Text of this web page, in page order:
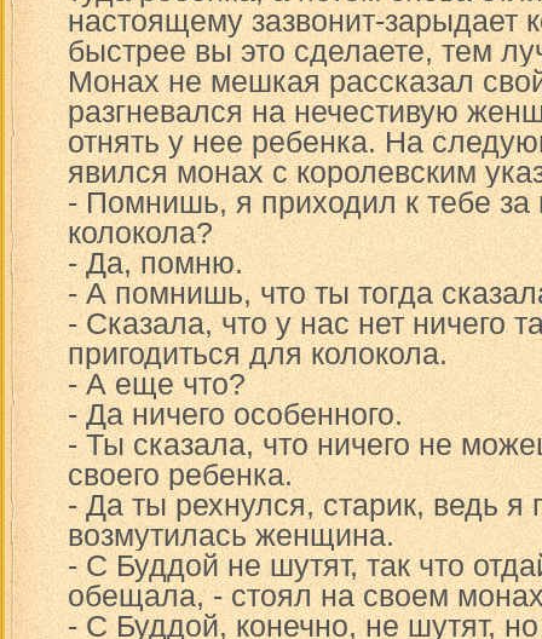
настоящему зазвонит-зарыдает
быстрее вы это сделаете, тем
Монах не мешкая рассказал
разгневался на нечестивую
отнять у нее ребенка. На
явился монах с королевским
- Помнишь, я приходил к тебе
колокола?
- Да, помню.
- А помнишь, что ты тогда
- Сказала, что у нас нет ничего
пригодиться для колокола.
- А еще что?
- Да ничего особенного.
- Ты сказала, что ничего не
своего ребенка.
- Да ты рехнулся, старик, ведь я
возмутилась женщина.
- С Буддой не шутят, так что
обещала, - стоял на своем
- С Буддой, конечно, не шутят,